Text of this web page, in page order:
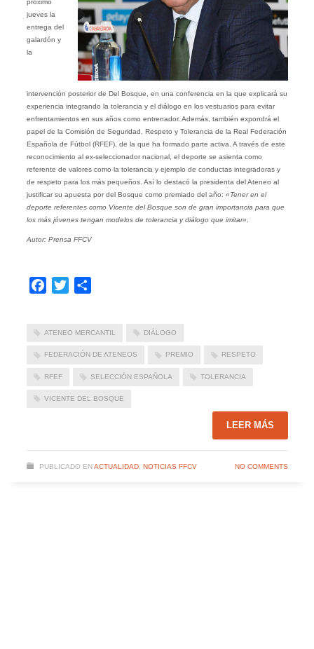
próximo
jueves la
entrega del
galardón y
la
intervención posterior de Del Bosque, en una conferencia en la que explicará su
experiencia integrando la tolerancia y el diálogo en los vestuarios para evitar
enfrentamientos en sus años como entrenador. Además, también expondrá el
papel de la Comisión de Seguridad, Respeto y Tolerancia de la Real Federación
Española de Fútbol (RFEF), de la que ha formado parte activa. A través de este
reconocimiento al ex-seleccionador nacional, el deporte se asienta como
referente de valores como la tolerancia y ejemplo de conductas integradoras y
de respeto para los más pequeños. Así lo destacó la presidenta del Ateneo al
justificar su apuesta por del Bosque como premiado del año: «Tener en el
deporte referentes como Vicente del Bosque son de gran importancia para que
los más jóvenes tengan modelos de tolerancia y diálogo que imitar»
Autor: Prensa FFCV
Facebook
Twitter
ATENEO MERCANTIL DIÁLOGO
FEDERACIÓN DE ATENEOS PREMIO RESPETO
RFEF SELECCIÓN ESPAÑOLA TOLERANCIA
VICENTE DEL BOSQUE
LEER MÁS
PUBLICADO EN ACTUALIDAD, NOTICIAS FFCV NO COMMENTS